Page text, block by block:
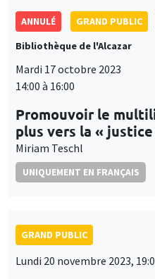
ANNULÉ GRAND PUBLIC
Bibliothèque de l'Alcazar
Mardi 17 octobre 2023
14:00 à 16:00
Promouvoir le
plus vers la «
Miriam Teschl
UNIQUEMENT EN FRANÇAIS
GRAND PUBLIC
Lundi 20 novembre 2023,